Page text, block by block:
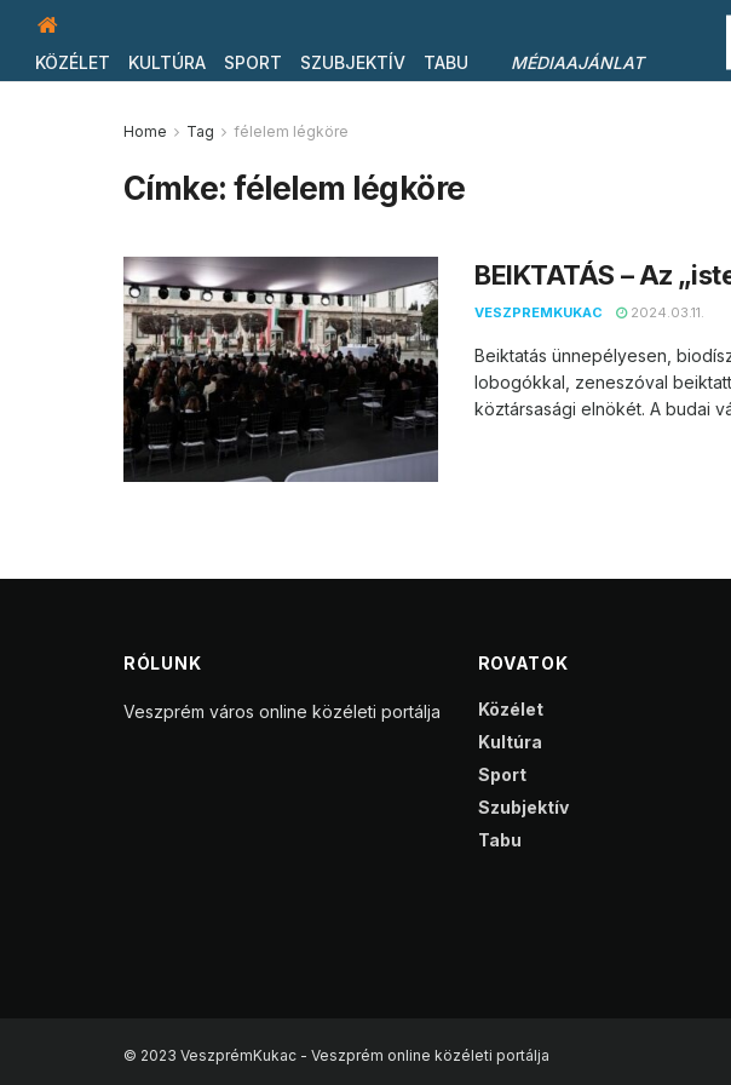
KÖZÉLET KULTÚRA SPORT SZUBJEKTÍV TABU MÉDIAAJÁNLAT
Home Tag félelem légköre
Címke:félelem légköre
BEIKTATÁS – Az
VESZPREMKUKAC 2024.03.11.
Beiktatás ünnepélyesen,
lobogókkal, zeneszóval
köztársasági elnökét. A budai
RÓLUNK
Veszprém város online közéleti portálja
ROVATOK
Közélet
Kultúra
Sport
Szubjektív
Tabu
© 2023 VeszprémKukac - Veszprém online közéleti portálja